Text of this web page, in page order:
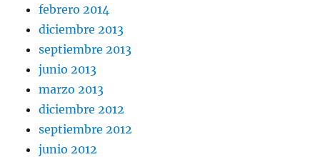
febrero 2014
diciembre 2013
septiembre 2013
junio 2013
marzo 2013
diciembre 2012
septiembre 2012
junio 2012